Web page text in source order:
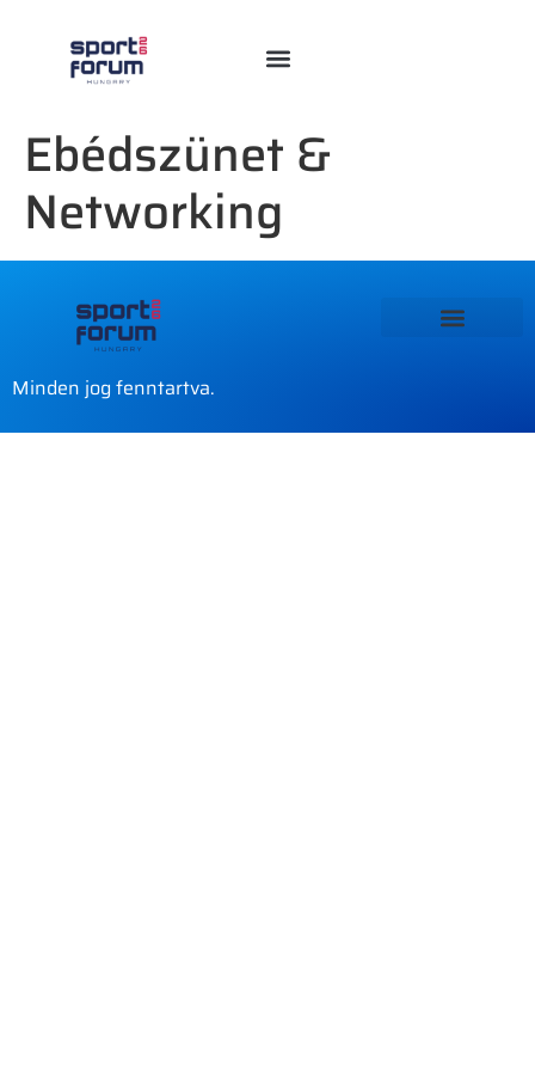
Ebédszünet &
Networking
Minden jog fenntartva.